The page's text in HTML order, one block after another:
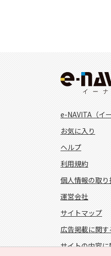
e-NAVITA（イ
お気に入り
ヘルプ
利用規約
個人情報の取り
運営会社
サイトマップ
広告掲載に関
サイトの内容